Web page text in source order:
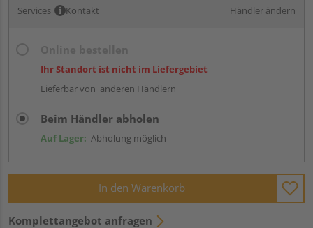
Services Kontakt Händler ändern
Ihr Standort ist nicht im Liefergebiet
Lieferbar von anderen Händlern
Beim Händler abholen
Auf Lager: Abholung möglich
In den Warenkorb
Komplettangebot anfragen